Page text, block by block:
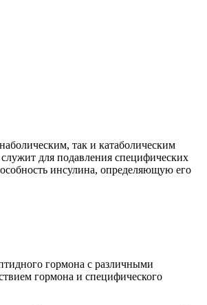
так и катаболическим
для подавления специфических
инсулина, определяющую его
гормона с различными
гормона и специфического